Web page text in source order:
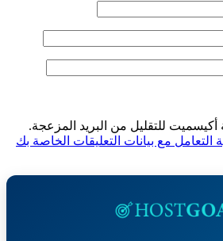
للتقليل من البريد المزعجة.
مع بيانات التعليقات الخاصة بك